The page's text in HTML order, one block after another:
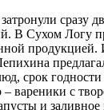
сразу
В Сухом Логу
срок
– вареники с
и